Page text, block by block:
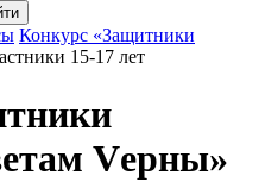
Конкурс «Защитники
15-17 лет
Vерны»